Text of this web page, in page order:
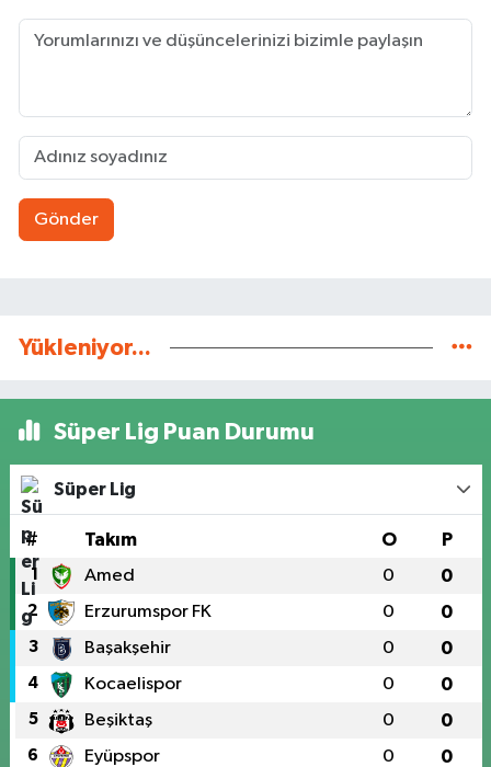
Gönder
Yükleniyor...
Süper Lig Puan Durumu
Süper Lig
# Takım O P
1 Amed 0 0
2 Erzurumspor FK 0 0
3 Başakşehir 0 0
4 Kocaelispor 0 0
5 Beşiktaş 0 0
6 Eyüpspor 0 0